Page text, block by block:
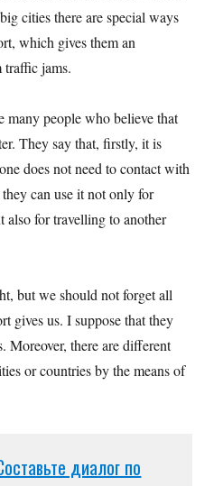
cities there are special ways
which gives them an
traffic jams.
many people who believe that
They say that, firstly, it is
does not need to contact with
can use it not only for
also for travelling to another
but we should not forget all
gives us. I suppose that they
Moreover, there are different
or countries by the means of
диалог по